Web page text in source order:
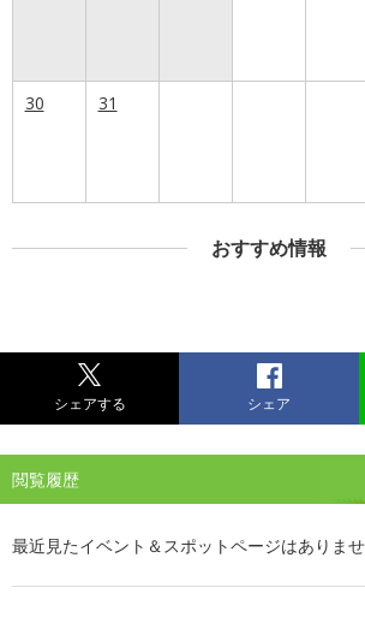
30 31
おすすめ情報
シェアする シェア
閲覧履歴
最近見たイベント＆スポットページはありませ